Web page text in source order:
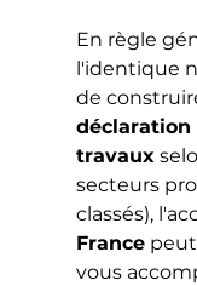
En règle
l'identique
de
déclaration
travaux
secteurs
classés),
France peut
vous